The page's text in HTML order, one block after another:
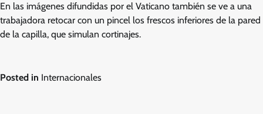
En las imágenes difundidas por el Vaticano también se ve a una
trabajadora retocar con un pincel los frescos inferiores de la pared
de la capilla, que simulan cortinajes.
Posted in Internacionales